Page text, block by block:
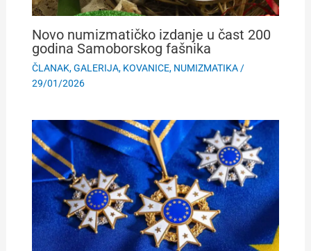
Novo numizmatičko izdanje u čast 200
godina Samoborskog fašnika
ČLANAK,GALERIJA, KOVANICE, NUMIZMATIKA/
29/01/2026